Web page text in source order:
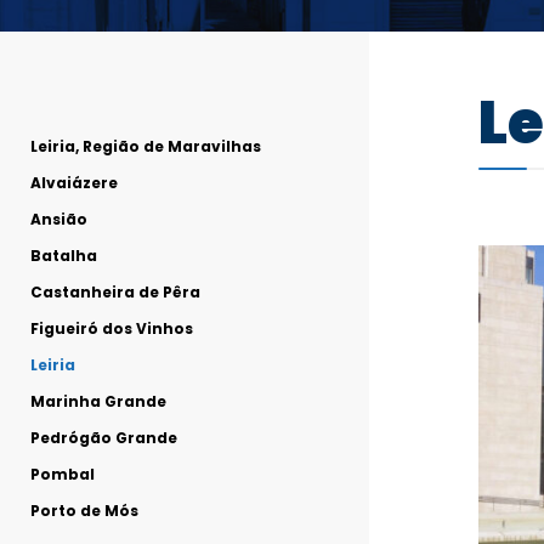
Leiria, Região de Maravilhas
Alvaiázere
Ansião
Batalha
Castanheira de Pêra
Figueiró dos Vinhos
Leiria
Marinha Grande
Pedrógão Grande
Pombal
Porto de Mós